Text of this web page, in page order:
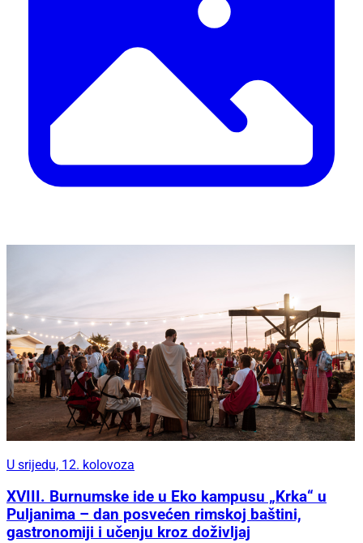
U srijedu, 12. kolovoza
XVIII. Burnumske ide u Eko kampusu „Krka“ u
Puljanima – dan posvećen rimskoj baštini,
gastronomiji i učenju kroz doživljaj